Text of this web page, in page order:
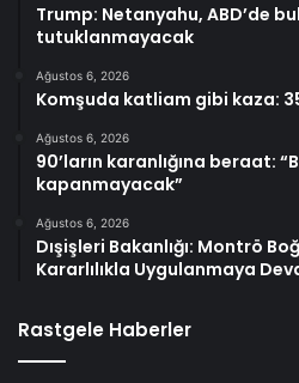
Trump: Netanyahu, ABD’de
tutuklanmayacak
Ağustos 6, 2026
Komşuda katliam gibi kaza:
Ağustos 6, 2026
90’ların karanlığına beraat:
kapanmayacak”
Ağustos 6, 2026
Dışişleri Bakanlığı: Montrö
Kararlılıkla Uygulanmaya
Rastgele Haberler